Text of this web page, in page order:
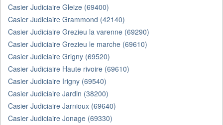
Casier Judiciaire Gleize (69400)
Casier Judiciaire Grammond (42140)
Casier Judiciaire Grezieu la varenne (69290)
Casier Judiciaire Grezieu le marche (69610)
Casier Judiciaire Grigny (69520)
Casier Judiciaire Haute rivoire (69610)
Casier Judiciaire Irigny (69540)
Casier Judiciaire Jardin (38200)
Casier Judiciaire Jarnioux (69640)
Casier Judiciaire Jonage (69330)